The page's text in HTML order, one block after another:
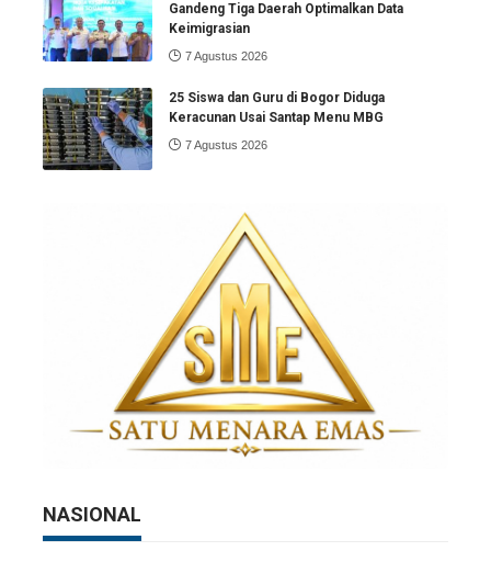
Gandeng Tiga Daerah Optimalkan Data
Keimigrasian
7 Agustus 2026
25 Siswa dan Guru di Bogor Diduga
Keracunan Usai Santap Menu MBG
7 Agustus 2026
NASIONAL